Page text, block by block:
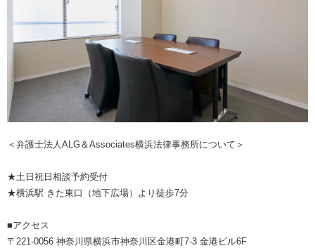
＜弁護士法人ALG＆Associates横浜法律事務所について＞
★土日祝日相談予約受付
★横浜駅 きた東口（地下広場）より徒歩7分
■アクセス
〒221-0056 神奈川県横浜市神奈川区金港町7-3 金港ビル6F